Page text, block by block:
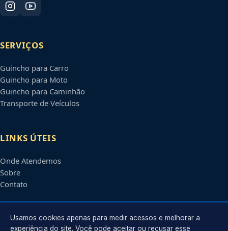
SERVIÇOS
Guincho para Carro
Guincho para Moto
Guincho para Caminhão
Transporte de Veículos
LINKS ÚTEIS
Onde Atendemos
Sobre
Contato
CONTATO
Usamos cookies apenas para medir acessos e melhorar a
experiência do site. Você pode aceitar ou recusar esse